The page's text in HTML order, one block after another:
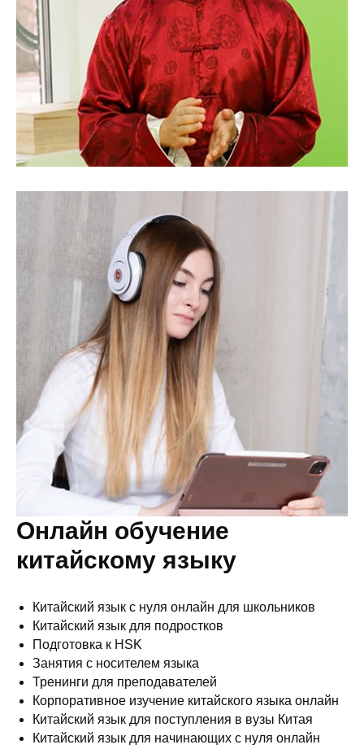
Онлайн обучение
китайскому языку
Китайский язык с нуля онлайн для школьников
Китайский язык для подростков
Подготовка к HSK
Занятия с носителем языка
Тренинги для преподавателей
Корпоративное изучение китайского языка онлайн
Китайский язык для поступления в вузы Китая
Китайский язык для начинающих с нуля онлайн